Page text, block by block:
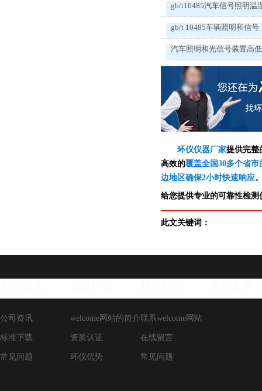
gb/t10485汽车信号照明温
gb/t 10485车辆照明和信号
汽车照明和光信号装置高
环仪仪器厂家提供完整
高效的覆盖全国30多个省
边地区确保2小时快速响应
给您提供专业的可靠性检测
此文关键词：
公司资讯
标准下载
常见问题
welcome网站的简介
资质认证
环仪优势
联系welcome网站
在线留言
常见问题